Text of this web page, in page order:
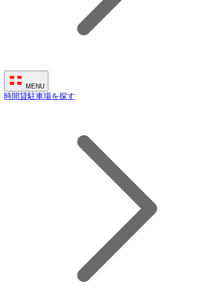
MENU
時間貸駐車場を探す